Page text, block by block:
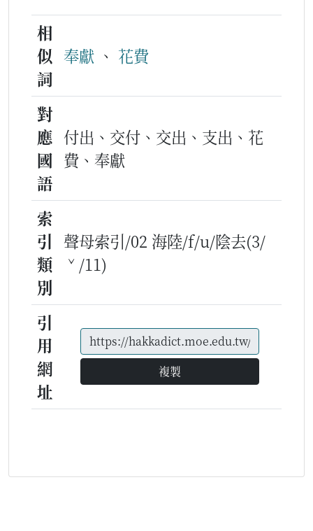
相
似
詞
奉獻 、 花費
對
應
國
語
付出、交付、交出、支出、花
費、奉獻
索
引
類
別
聲母索引/02 海陸/f/u/陰去(3/
ˇ/11)
引
用
網
址
複製